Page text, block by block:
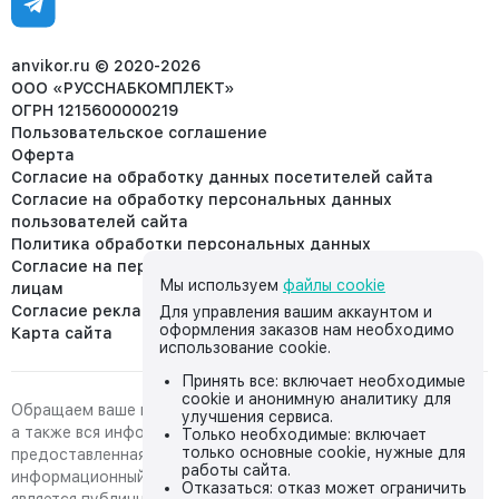
Отдел рекламации:
8 (953) 455-25-61
anvikor.ru © 2020-2026
ООО «РУССНАБКОМПЛЕКТ»
ОГРН 1215600000219
Пользовательское соглашение
Оферта
Согласие на обработку данных посетителей сайта
Согласие на обработку персональных данных
пользователей сайта
Политика обработки персональных данных
Согласие на передачу персональных данных третьим
лицам
Согласие реклама
Карта сайта
Обращаем ваше внимание на то, что данный интернет-сайт,
а также вся информация о товарах и ценах,
предоставленная на нём, носит исключительно
информационный характер и ни при каких условиях не
Мы используем файлы cookie
Для управления вашим аккаунтом и
оформления заказов нам необходимо
использование cookie.
Принять все: включает необходимые
cookie и анонимную аналитику для
улучшения сервиса.
Только необходимые: включает
только основные cookie, нужные для
работы сайта.
Отказаться: отказ может ограничить